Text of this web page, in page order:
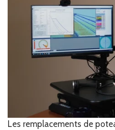
Les remplacements de